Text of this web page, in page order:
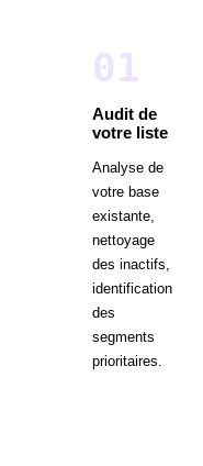
01
Audit de
votre liste
Analyse de
votre base
existante,
nettoyage
des inactifs,
identification
des
segments
prioritaires.